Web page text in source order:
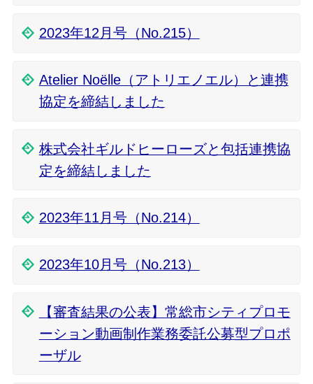
2023年12月号（No.215）
Atelier Noëlle（アトリエノエル）と連携
協定を締結しました
株式会社ギルドヒーローズと包括連携協
定を締結しました
2023年11月号（No.214）
2023年10月号（No.213）
【審査結果の公表】常総市シティプロモ
ーション動画制作業務委託公募型プロポ
ーザル